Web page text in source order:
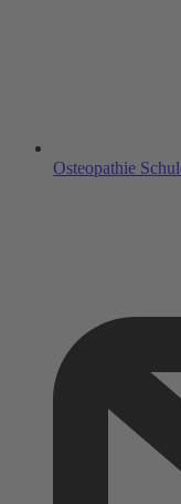
Osteopathie